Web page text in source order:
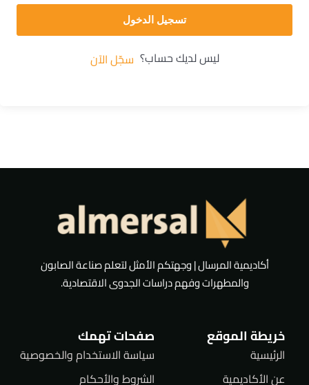
تسجيل الدخول
ليس لديك حساب؟ سجّل الآن
أكاديمية المرسال | وجهتكم الأمثل لتعلم صناعة الصابون
والمطهرات وفهم دراسات الجدوى الاقتصادية.
خريطة الموقع
الرئيسية
عن الأكاديمية
صفحات تهمك
سياسة الاستخدام والخصوصية
الشروط والأحكام